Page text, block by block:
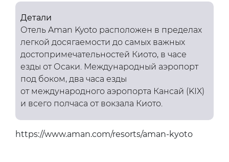
Детали
Отель Aman Kyoto расположен в пределах
легкой досягаемости до самых важных
достопримечательностей Киото, в часе
езды от Осаки. Международный аэропорт
под боком, два часа езды
от международного аэропорта Кансай (KIX)
и всего полчаса от вокзала Киото.
https://www.aman.com/resorts/aman-kyoto